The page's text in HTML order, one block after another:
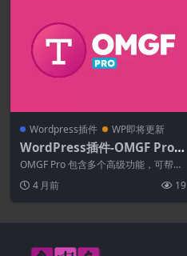
Wordpress插件 WP即将更新
WordPress插件-OMGF Pro
5.2.1–在本地托管 Google Fon
ts
OMGF Pro 包含多个高级功能，可帮助
4 月前 19